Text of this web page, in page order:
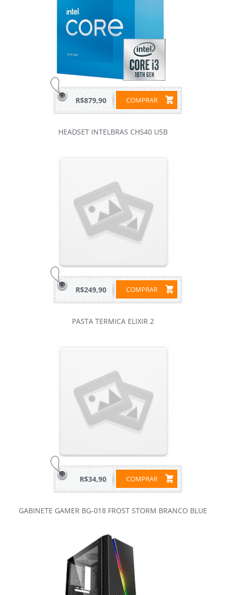
COMPRAR
R$879,90
HEADSET INTELBRAS CHS40 USB
COMPRAR
R$249,90
PASTA TERMICA ELIXIR 2
COMPRAR
R$34,90
GABINETE GAMER BG-018 FROST STORM BRANCO BLUE